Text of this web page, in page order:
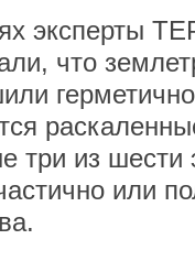
эксперты
что
три из шести
или